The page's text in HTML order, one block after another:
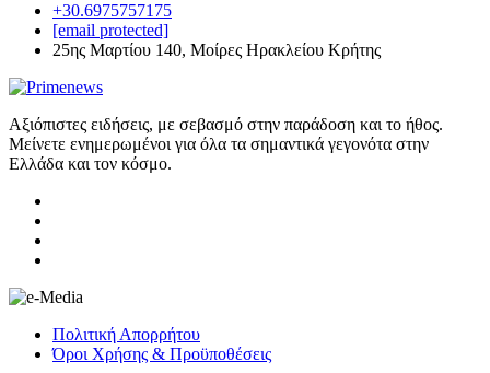
+30.6975757175
[email protected]
25ης Μαρτίου 140, Μοίρες Ηρακλείου Κρήτης
Αξιόπιστες ειδήσεις, με σεβασμό στην παράδοση και το ήθος.
Μείνετε ενημερωμένοι για όλα τα σημαντικά γεγονότα στην
Ελλάδα και τον κόσμο.
Πολιτική Απορρήτου
Όροι Χρήσης & Προϋποθέσεις